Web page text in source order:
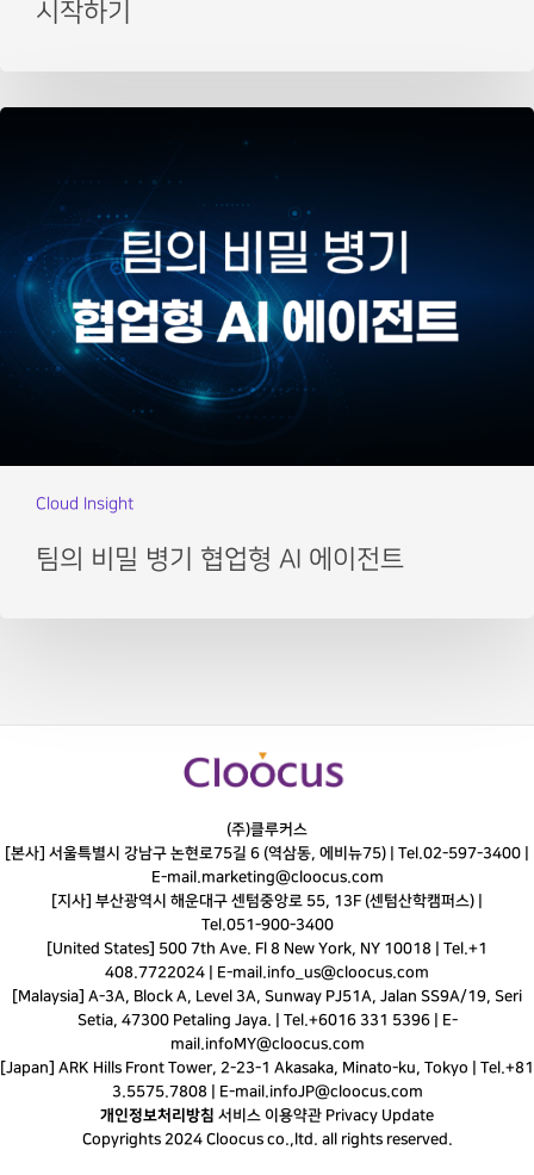
시작하기
Cloud Insight
팀의 비밀 병기 협업형 AI 에이전트
(주)클루커스
[본사] 서울특별시 강남구 논현로75길 6 (역삼동, 에비뉴75) | Tel.02-597-3400
E-mail.marketing@cloocus.com
[지사] 부산광역시 해운대구 센텀중앙로 55, 13F (센텀산학캠퍼스) |
Tel.051-900-3400
[United States] 500 7th Ave. Fl 8 New York, NY 10018 | Tel.+1
408.7722024 | E-mail.info_us@cloocus.com
[Malaysia] A-3A, Block A, Level 3A, Sunway PJ51A, Jalan SS9A/19, Seri
Setia, 47300 Petaling Jaya. | Tel.+6016 331 5396 | E-
mail.infoMY@cloocus.com
[Japan] ARK Hills Front Tower, 2-23-1 Akasaka, Minato-ku, Tokyo | Tel.+81
3.5575.7808 | E-mail.infoJP@cloocus.com
개인정보처리방침 서비스 이용약관 Privacy Update
Copyrights 2024 Cloocus co.,ltd. all rights reserved.